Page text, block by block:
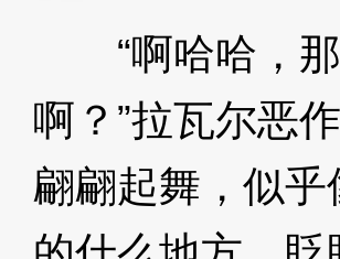
“啊哈哈，那
啊？”拉瓦尔恶
翩翩起舞，似